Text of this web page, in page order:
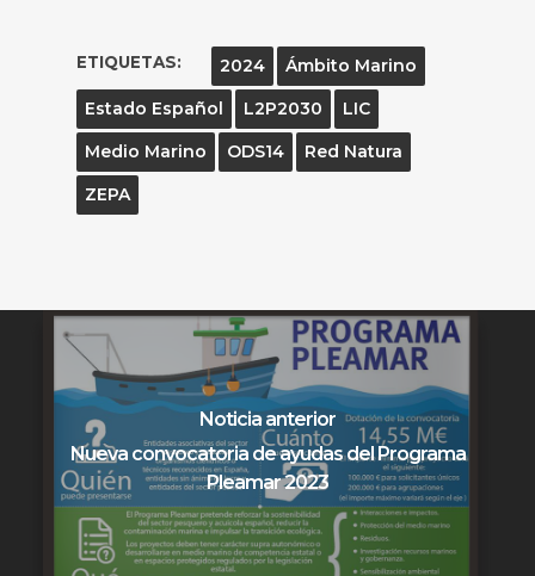
ETIQUETAS: 2024
Ámbito Marino
Estado Español
L2P2030
LIC
Medio Marino
ODS14
Red Natura
ZEPA
Noticia anterior
Nueva convocatoria de ayudas del Programa
Pleamar 2023